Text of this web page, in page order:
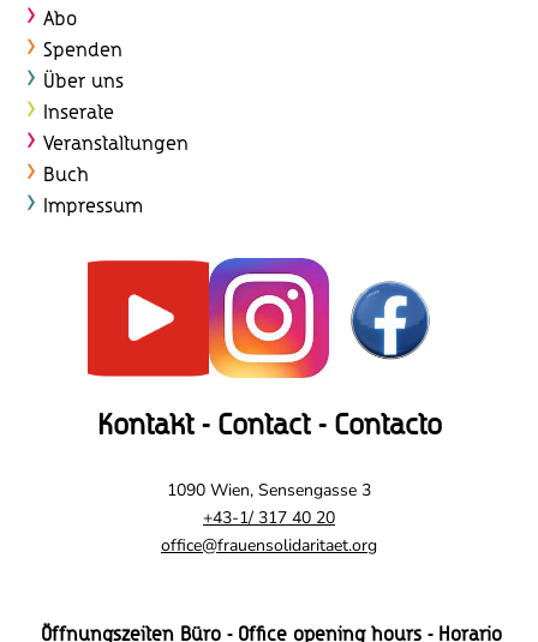
Abo
Spenden
Über uns
Inserate
Veranstaltungen
Buch
Impressum
Kontakt - Contact - Contacto
1090 Wien, Sensengasse 3
+43-1/ 317 40 20
office@frauensolidaritaet.org
Öffnungszeiten Büro - Office opening hours - Horario